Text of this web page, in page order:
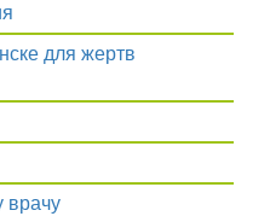
для жертв
врачу